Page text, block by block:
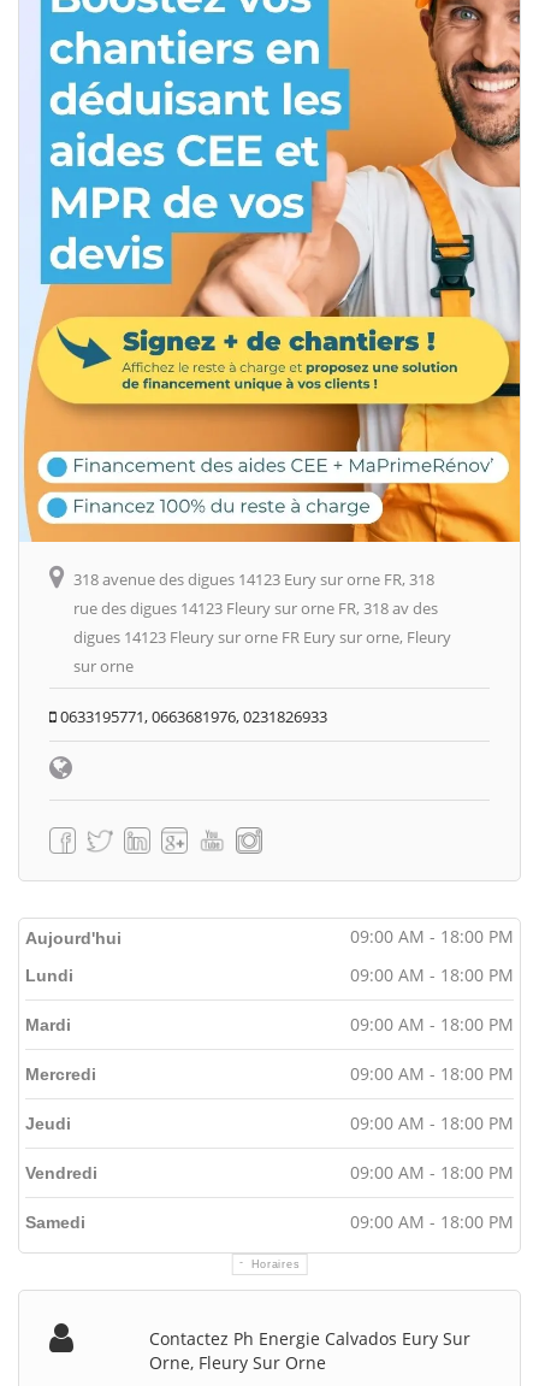
318 avenue des digues 14123 Eury sur orne FR, 318
rue des digues 14123 Fleury sur orne FR, 318 av des
digues 14123 Fleury sur orne FR Eury sur orne, Fleury
sur orne
0633195771, 0663681976, 0231826933
Aujourd'hui 09:00 AM - 18:00 PM
Horaires
Lundi 09:00 AM - 18:00 PM
Mardi 09:00 AM - 18:00 PM
Mercredi 09:00 AM - 18:00 PM
Jeudi 09:00 AM - 18:00 PM
Vendredi 09:00 AM - 18:00 PM
Samedi 09:00 AM - 18:00 PM
Contactez Ph Energie Calvados Eury Sur
Orne, Fleury Sur Orne